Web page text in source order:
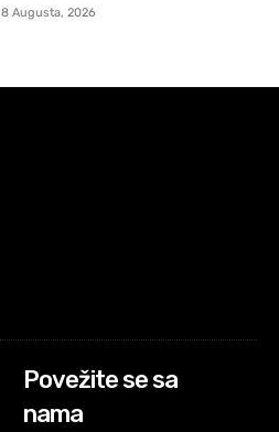
8 Augusta, 2026
Povežite se sa
nama